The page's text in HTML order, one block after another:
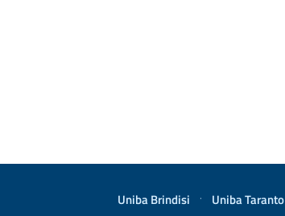
Uniba Brindisi · Uniba Taranto